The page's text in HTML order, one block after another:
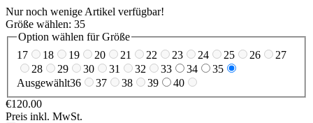
Nur noch wenige Artikel verfügbar!
Größe wählen: 35
Option wählen für Größe
17
18 19 20 21 22 23 24 25 26
27
28
29 30 31 32 33 34
35
Ausgewählt36 37 38 39
40
€120.00
Preis inkl. MwSt.